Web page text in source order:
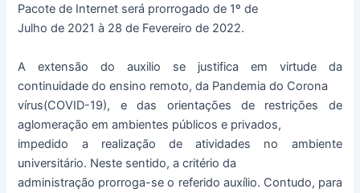
Pacote de Internet será prorrogado de 1º de
Julho de 2021 à 28 de Fevereiro de 2022.
A extensão do auxilio se justifica em virtude da
continuidade do ensino remoto, da Pandemia do Corona
vírus(COVID-19), e das orientações de restrições de
aglomeração em ambientes públicos e privados,
impedido a realização de atividades no ambiente
universitário. Neste sentido, a critério da
administração prorroga-se o referido auxílio. Contudo, para